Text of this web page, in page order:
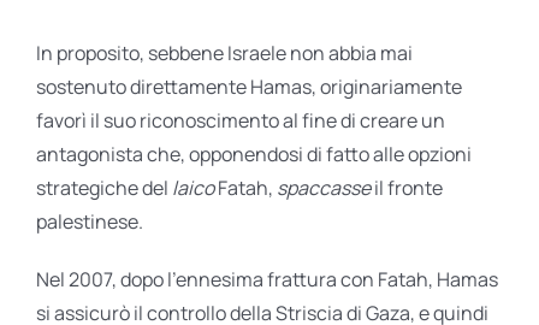
In proposito, sebbene Israele non abbia mai
sostenuto direttamente Hamas, originariamente
favorì il suo riconoscimento al fine di creare un
antagonista che, opponendosi di fatto alle opzioni
strategiche del laicoFatah, spaccasseil fronte
palestinese.
Nel 2007, dopo l’ennesima frattura con Fatah, Hamas
si assicurò il controllo della Striscia di Gaza, e quindi